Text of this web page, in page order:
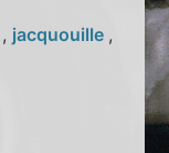
, jacquouille ,